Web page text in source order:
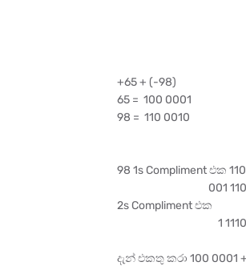
+65 + (-98)
65 = 100 0001
98 = 110 0010
98 1s Compliment එක
001
2s Compliment
1 1110
දැන් එකතු කරා 100 0001 +